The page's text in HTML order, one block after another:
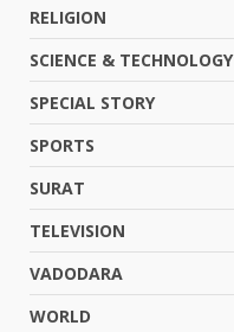
RELIGION
SCIENCE & TECHNOLOGY
SPECIAL STORY
SPORTS
SURAT
TELEVISION
VADODARA
WORLD